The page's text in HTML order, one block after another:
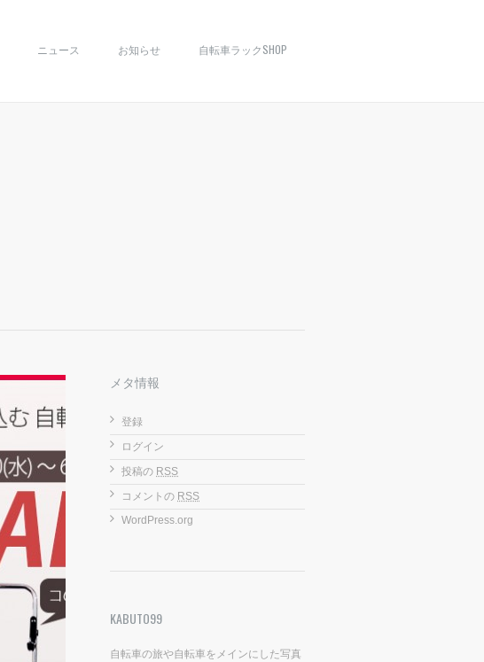
ニュース お知らせ 自転車ラックSHOP
メタ情報
登録
ログイン
投稿の RSS
コメントの RSS
WordPress.org
KABUTO99
自転車の旅や自転車をメインにした写真